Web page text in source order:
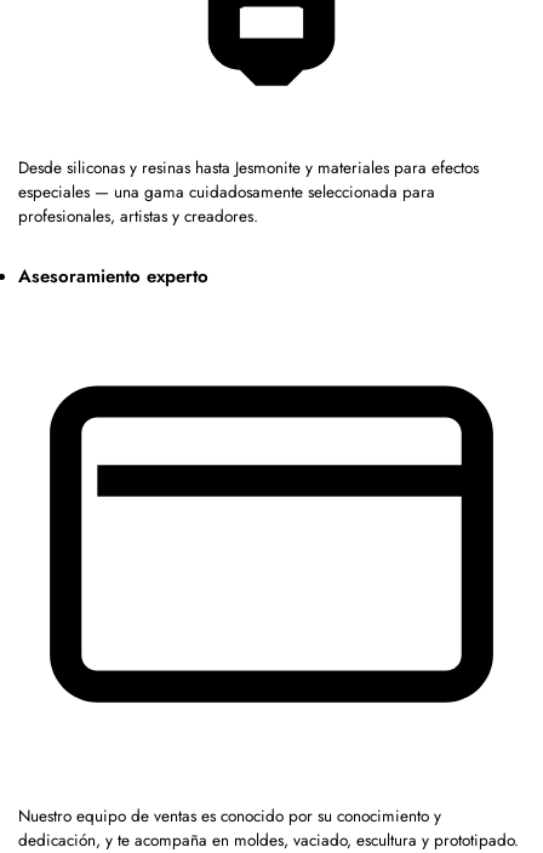
Desde siliconas y resinas hasta Jesmonite y materiales para efectos
especiales — una gama cuidadosamente seleccionada para
profesionales, artistas y creadores.
Asesoramiento experto
Nuestro equipo de ventas es conocido por su conocimiento y
dedicación, y te acompaña en moldes, vaciado, escultura y prototipado.